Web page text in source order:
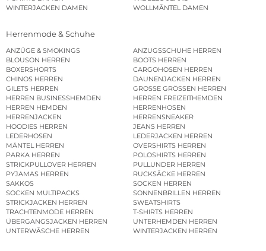
WINTERJACKEN DAMEN
WOLLMÄNTEL DAMEN
Herrenmode & Schuhe
ANZÜGE & SMOKINGS
ANZUGSSCHUHE HERREN
BLOUSON HERREN
BOOTS HERREN
BOXERSHORTS
CARGOHOSEN HERREN
CHINOS HERREN
DAUNENJACKEN HERREN
GILETS HERREN
GROSSE GRÖSSEN HERREN
HERREN BUSINESSHEMDEN
HERREN FREIZEITHEMDEN
HERREN HEMDEN
HERRENHOSEN
HERRENJACKEN
HERRENSNEAKER
HOODIES HERREN
JEANS HERREN
LEDERHOSEN
LEDERJACKEN HERREN
MÄNTEL HERREN
OVERSHIRTS HERREN
PARKA HERREN
POLOSHIRTS HERREN
STRICKPULLOVER HERREN
PULLUNDER HERREN
PYJAMAS HERREN
RUCKSÄCKE HERREN
SAKKOS
SOCKEN HERREN
SOCKEN MULTIPACKS
SONNENBRILLEN HERREN
STRICKJACKEN HERREN
SWEATSHIRTS
TRACHTENMODE HERREN
T-SHIRTS HERREN
ÜBERGANGSJACKEN HERREN
UNTERHEMDEN HERREN
UNTERWÄSCHE HERREN
WINTERJACKEN HERREN